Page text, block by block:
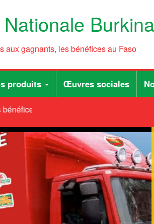
aux gagnants, les bénéfices au Faso
produits Œuvres sociales
au Faso